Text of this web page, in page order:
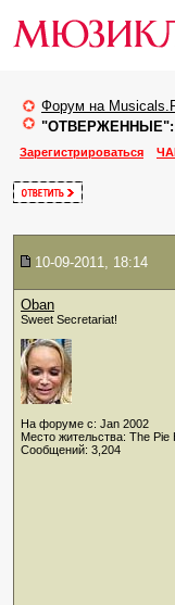
Форум на
"ОТВЕРЖЕННЫЕ":
Зарегистрироваться
10-09-2011, 18:14
Oban
Sweet Secretariat!
На форуме с: Jan 2002
Место жительства: The Pie
Сообщений: 3,204